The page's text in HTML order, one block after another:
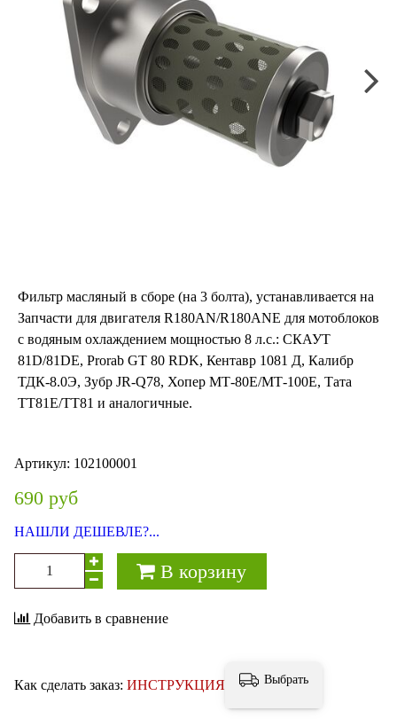
Фильтр масляный в сборе (на 3 болта), устанавливается на
Запчасти для двигателя R180AN/R180ANE для мотоблоков
с водяным охлаждением мощностью 8 л.с.: СКАУТ
81D/81DE, Prorab GT 80 RDK, Кентавр 1081 Д, Калибр
ТДК-8.0Э, Зубр JR-Q78, Хопер МТ-80Е/МТ-100Е, Тата
ТТ81Е/ТТ81 и аналогичные.
Артикул: 102100001
690 руб
НАШЛИ ДЕШЕВЛЕ?...
В корзину
Добавить в сравнение
Как сделать заказ: ИНСТРУКЦИЯ Выбрать